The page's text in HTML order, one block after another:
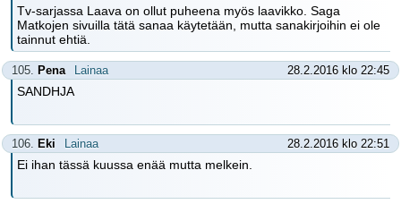
Tv-sarjassa Laava on ollut puheena myös laavikko. Saga
Matkojen sivuilla tätä sanaa käytetään, mutta sanakirjoihin ei ole
tainnut ehtiä.
105. Pena Lainaa 28.2.2016 klo 22:45
SANDHJA
106. Eki Lainaa 28.2.2016 klo 22:51
Ei ihan tässä kuussa enää mutta melkein.